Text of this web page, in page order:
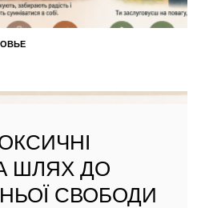
ШЛЯХ ДО
СВОБОДИ